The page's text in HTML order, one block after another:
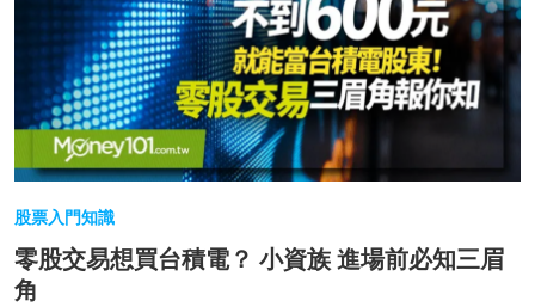
股票入門知識
零股交易想買台積電？ 小資族 進場前必知三眉
角